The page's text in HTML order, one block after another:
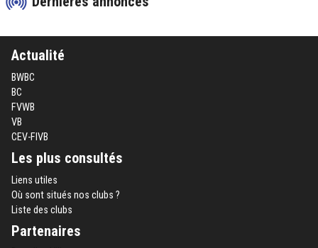
Actualité
BWBC
BC
FVWB
VB
CEV-FIVB
Les plus consultés
Liens utiles
Où sont situés nos clubs ?
Liste des clubs
Partenaires